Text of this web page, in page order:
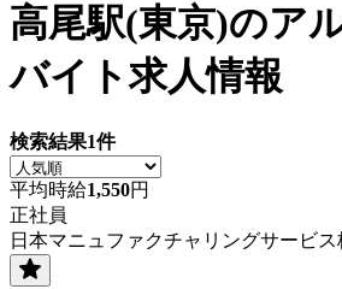
高尾駅(東京)のア
バイト求人情報
検索結果1件
平均時給1,550円
正社員
日本マニュファクチャリングサービス